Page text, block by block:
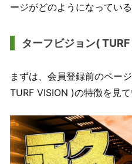
ージがどのようになってい
ターフビジョン(
まずは、会員登録前のペー
TURF VISION )の特徴を見て